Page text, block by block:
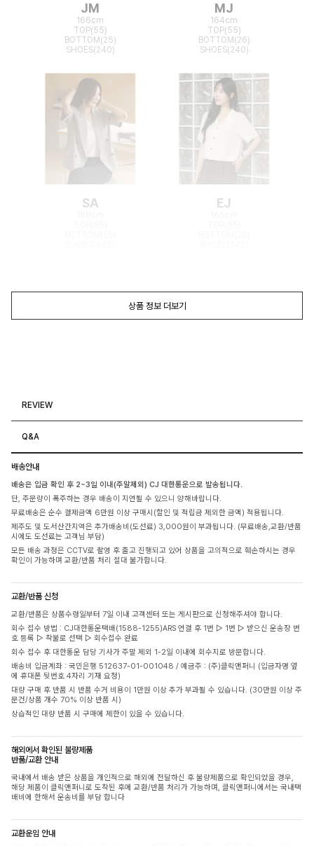
JM
166cm
TOP(55)
BOTTOM(25)
SHOES(240)
MJ
164cm
TOP(55)
BOTTOM(26)
SHOES(240)
SA EJ
상품 정보 더보기
REVIEW
Q&A
배송안내
배송은 입금 확인 후 2~3일 이내(주말제외) CJ 대한통운으로 발송됩니다.
단, 주문량이 폭주하는 경우 배송이 지연될 수 있으니 양해바랍니다.
무료배송은 순수 결제금액 6만원 이상 구매시(할인 및 적립금 제외한 금액) 적용됩니다.
제주도 및 도서산간지역은 추가배송비(도선료) 3,000원이 부과됩니다. (무료배송,교환/반품
시에도 도선료는 고객님 부담)
모든 배송 과정은 CCTV로 촬영 후 출고 진행되고 있어 상품을 고의적으로 훼손하시는 경우
확인이 가능하며 교환/반품 처리 절대 불가합니다.
교환/반품 신청
교환/반품은 상품수령일부터 7일 이내 고객센터 또는 게시판으로 신청해주셔야 합니다.
회수 접수 방법 : CJ대한통운택배(1588-1255)ARS 연결 후 1번 ▷ 1번 ▷ 받으신 운송장 번
호 등록 ▷ 착불로 선택 ▷ 회수접수 완료
회수 접수 후 대한통운 담당 기사가 주말 제외 1-2일 이내에 회수지로 방문합니다.
배송비 입금계좌 : 국민은행 512637-01-001048 / 예금주 : (주)클릭앤퍼니 (입금자명 옆
에 휴대폰 뒷번호 4자리 기재 요청)
대량 구매 후 반품 시 반품 수거 비용이 1만원 이상 추가 부과될 수 있습니다. (30만원 이상 주
문건/상품 개수 70% 이상 반품 시)
상습적인 대량 반품 시 구매에 제한이 있을 수 있습니다.
해외에서 확인된 불량제품
반품/교환 안내
국내에서 배송 받은 상품을 개인적으로 해외에 전달하신 후 불량제품으로 확인되었을 경우,
해당 제품이 클릭앤퍼니로 도착된 후에 교환/반품 처리가 가능하며, 클릭앤퍼니에서는 국내택
배비에 한해서 운송비를 부담 합니다
교환운임 안내